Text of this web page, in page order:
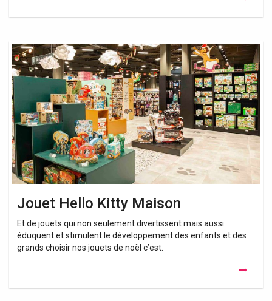
Jouet Hello Kitty Maison
Et de jouets qui non seulement divertissent mais aussi
éduquent et stimulent le développement des enfants et des
grands choisir nos jouets de noël c’est.
Jouet
Hello
Kitty
Maison